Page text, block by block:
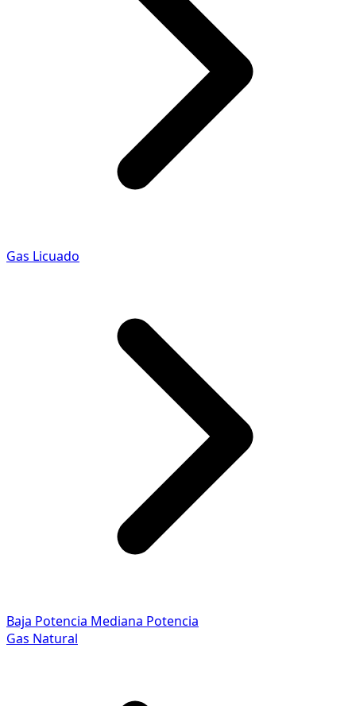
Gas Licuado
Baja Potencia Mediana Potencia
Gas Natural